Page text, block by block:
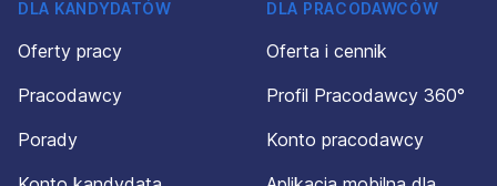
DLA KANDYDATÓW
Oferty pracy
Pracodawcy
Porady
DLA PRACODAWCÓW
Oferta i cennik
Profil Pracodawcy 360°
Konto pracodawcy